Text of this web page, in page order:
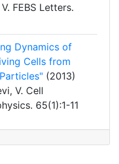
FEBS Letters.
Dynamics of
Cells from
(2013)
V. Cell
65(1):1-11